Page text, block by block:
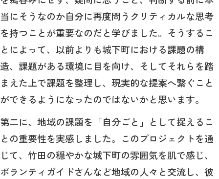
当にそうなのか自分に再度問うクリティカルな思考
を持つことが重要なのだと学びました。そうするこ
とによって、以前よりも城下町における課題の構
造、課題がある環境に目を向け、そしてそれらを踏
まえた上で課題を整理し、現実的な提案へ繋ぐこと
ができるようになったのではないかと思います。
第二に、地域の課題を「自分ごと」として捉えるこ
との重要性を実感しました。このプロジェクトを通
じて、竹田の穏やかな城下町の雰囲気を肌で感じ、
ボランティガイドさんなど地域の人々と交流し、彼